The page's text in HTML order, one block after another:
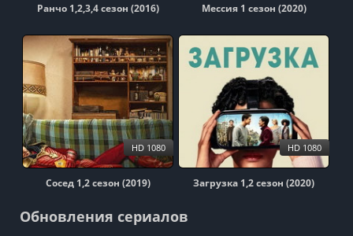
Ранчо 1,2,3,4 сезон (2016) Мессия 1 сезон (2020)
Сосед 1,2 сезон (2019)
HD 1080
Загрузка 1,2 сезон (2020)
HD 1080
Обновления сериалов